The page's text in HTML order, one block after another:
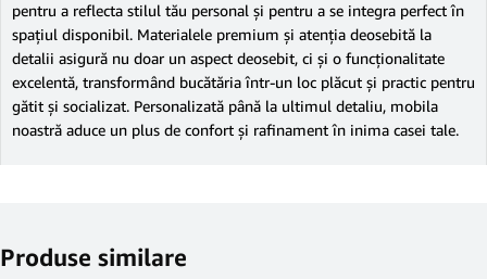
pentru a reflecta stilul tău personal și pentru a se integra perfect în
spațiul disponibil. Materialele premium și atenția deosebită la
detalii asigură nu doar un aspect deosebit, ci și o funcționalitate
excelentă, transformând bucătăria într-un loc plăcut și practic pentru
gătit și socializat. Personalizată până la ultimul detaliu, mobila
noastră aduce un plus de confort și rafinament în inima casei tale.
Produse similare